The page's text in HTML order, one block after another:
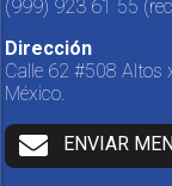
(999) 923 61 55
Dirección
Calle 62 #508 Altos
México.
ENVIAR